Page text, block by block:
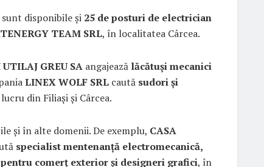
disponibile și 25 de posturi de electrician
TEAM SRL, în localitatea Cârcea.
UTILAJ GREU SA angajează lăcătuși mecanici
LINEX WOLF SRL caută sudori și
din Filiași și Cârcea.
și în alte domenii. De exemplu, CASA
specialist mentenanță electromecanică,
comerț exterior și designeri grafici, în